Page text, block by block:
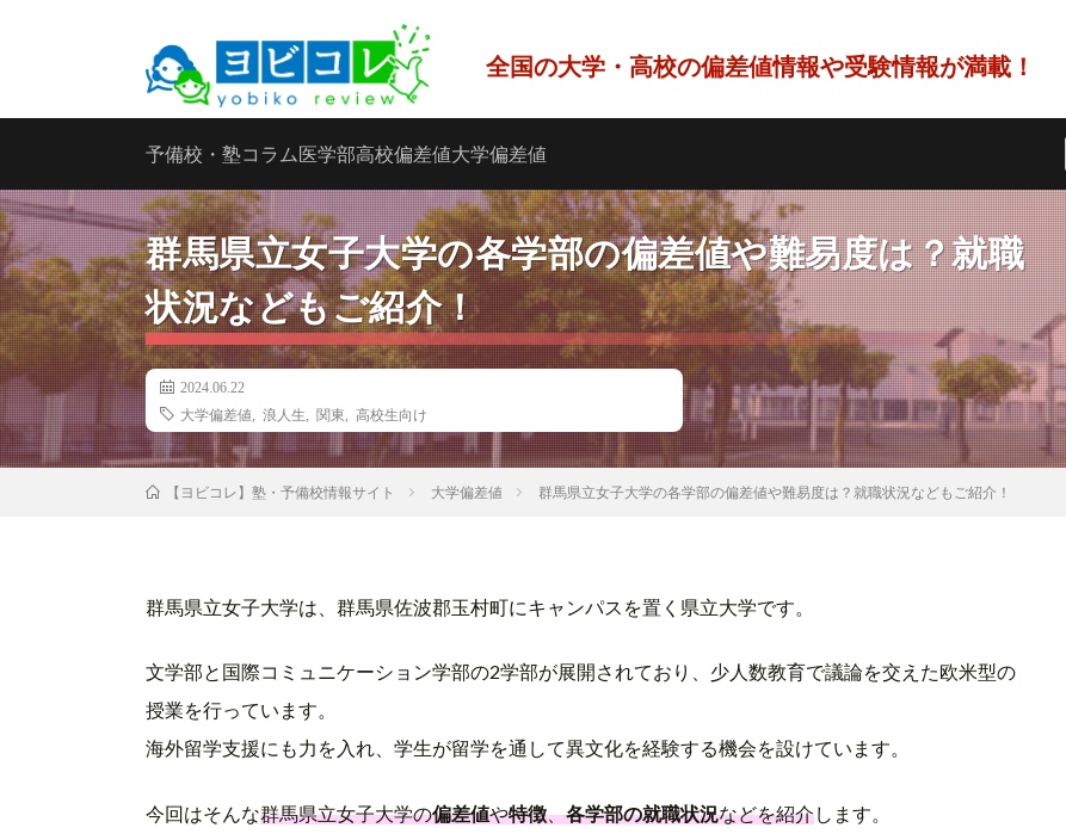
全国の大学・高校の偏差値情報や受験情報が満載！
予備校・塾コラム医学部高校偏差値大学偏差値
群馬県立女子大学の各学部の偏差値や難易度は？就職
状況などもご紹介！
2024.06.22
大学偏差値
浪人生 関東 高校生向け
【ヨビコレ】塾・予備校情報サイト 大学偏差値 群馬県立女子大学の各学部の偏差値や難易度は？就職状況などもご紹介！
群馬県立女子大学は、群馬県佐波郡玉村町にキャンパスを置く県立大学です。
文学部と国際コミュニケーション学部の2学部が展開されており、少人数教育で議論を交えた欧米型の
授業を行っています。
海外留学支援にも力を入れ、学生が留学を通して異文化を経験する機会を設けています。
今回はそんな群馬県立女子大学の偏差値や特徴、各学部の就職状況などを紹介します。